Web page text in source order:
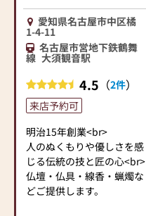
様で年間仏壇成約数が約
1300本を誇っています。
◆ショップポリシー◆
・安心してお仏壇選びをし
ていただけますように展示
のお仏壇すべてに品質と生
す。
※国産品を中心とした安
心良質なお仏壇だけを取り
扱っており、国産品比率に
も圧倒的な自信がありま
愛知県名古屋市中区橘
1-4-11
名古屋市営地下鉄鶴舞
線 大須観音駅
4.5 （2件）
来店予約可
明治15年創業<br>
人のぬくもりや優しさを感
じる伝統の技と匠の心<br>
仏壇・仏具・線香・蝋燭な
どご提供します。